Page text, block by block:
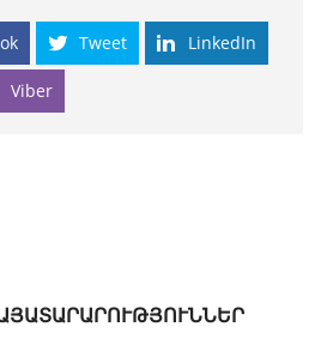
Tweet LinkedIn
Viber